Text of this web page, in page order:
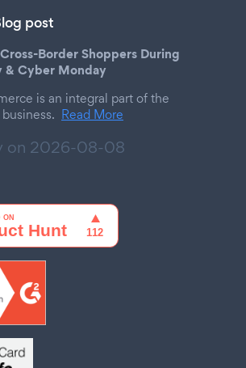
post
Border Shoppers During
& Cyber Monday
is an integral part of the
Read More
on 2026-08-08